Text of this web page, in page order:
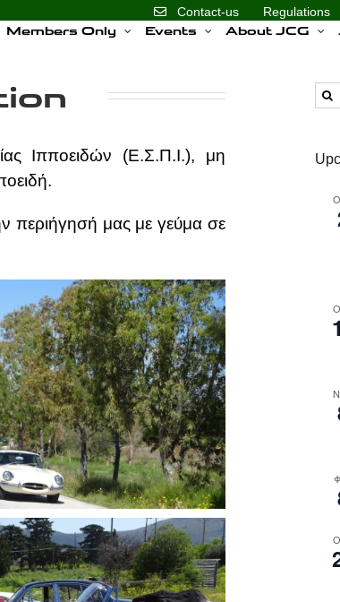
Contact-us Regulations
Members Only Events About JCG
Ιπποειδών (Ε.Σ.Π.Ι.), μη
περιήγησή μας με γεύμα σε
...